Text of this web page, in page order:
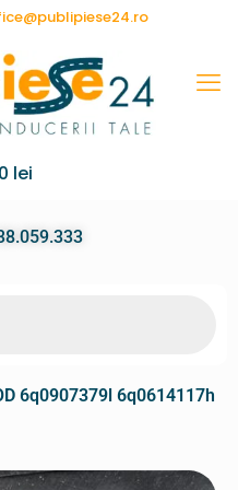
0 lei
6q0907379l 6q0614117h